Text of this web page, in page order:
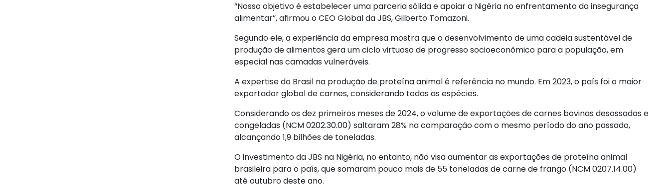
“Nosso objetivo é estabelecer uma parceria sólida e apoiar a Nigéria no enfrentamento da insegurança
alimentar”, afirmou o CEO Global da JBS, Gilberto Tomazoni.
Segundo ele, a experiência da empresa mostra que o desenvolvimento de uma cadeia sustentável de
produção de alimentos gera um ciclo virtuoso de progresso socioeconômico para a população, em
especial nas camadas vulneráveis.
A expertise do Brasil na produção de proteína animal é referência no mundo. Em 2023, o país foi o maior
exportador global de carnes, considerando todas as espécies.
Considerando os dez primeiros meses de 2024, o volume de exportações de carnes bovinas desossadas e
congeladas (NCM 0202.30.00) saltaram 28% na comparação com o mesmo período do ano passado,
alcançando 1,9 bilhões de toneladas.
O investimento da JBS na Nigéria, no entanto, não visa aumentar as exportações de proteína animal
brasileira para o país, que somaram pouco mais de 55 toneladas de carne de frango (NCM 0207.14.00)
até outubro deste ano.